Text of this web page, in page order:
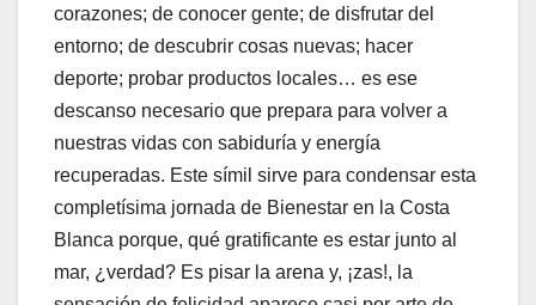
corazones; de conocer gente; de disfrutar del
entorno; de descubrir cosas nuevas; hacer
deporte; probar productos locales… es ese
descanso necesario que prepara para volver a
nuestras vidas con sabiduría y energía
recuperadas. Este símil sirve para condensar esta
completísima jornada de Bienestar en la Costa
Blanca porque, qué gratificante es estar junto al
mar, ¿verdad? Es pisar la arena y, ¡zas!, la